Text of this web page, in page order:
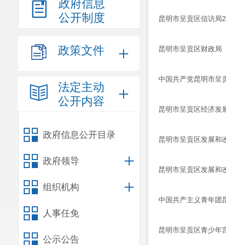
政府信息
公开制度
政策文件
法定主动
公开内容
政府信息公开目录
政府领导
组织机构
人事任免
公示公告
昆明市呈贡区信访局
昆明市呈贡区财政局
中国共产党昆明市呈
昆明市呈贡区经济发
昆明市呈贡区发展和
昆明市呈贡区发展和
中国共产主义青年团
昆明市呈贡区青少年